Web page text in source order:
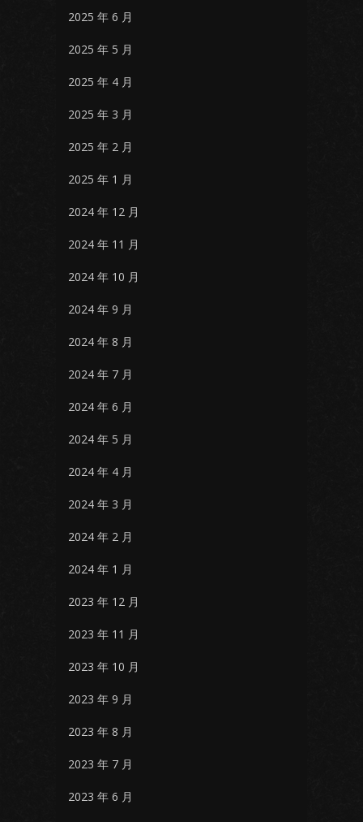
2025 年 6 月
2025 年 5 月
2025 年 4 月
2025 年 3 月
2025 年 2 月
2025 年 1 月
2024 年 12 月
2024 年 11 月
2024 年 10 月
2024 年 9 月
2024 年 8 月
2024 年 7 月
2024 年 6 月
2024 年 5 月
2024 年 4 月
2024 年 3 月
2024 年 2 月
2024 年 1 月
2023 年 12 月
2023 年 11 月
2023 年 10 月
2023 年 9 月
2023 年 8 月
2023 年 7 月
2023 年 6 月